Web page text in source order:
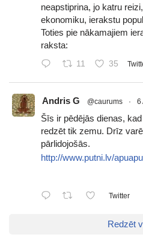
neapstiprina, jo katru
ekonomiku, ierakstu
Toties pie nākamajiem
raksta:
11 35
Andris G @caurums · 6
Šīs ir pēdējās dienas,
redzēt tik zemu. Drīz
pārlidojošās.
http://www.putni.lv/
Twitter
Redzēt